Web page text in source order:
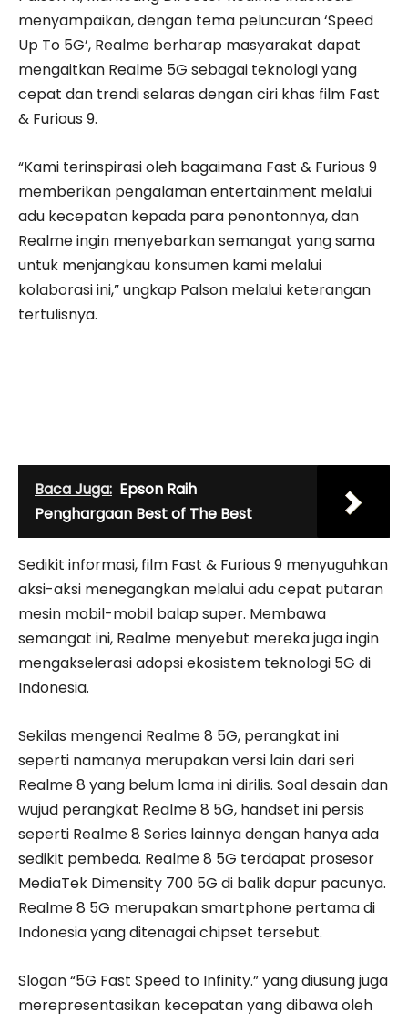
menyampaikan, dengan tema peluncuran ‘Speed
Up To 5G’, Realme berharap masyarakat dapat
mengaitkan Realme 5G sebagai teknologi yang
cepat dan trendi selaras dengan ciri khas film Fast
& Furious 9.
“Kami terinspirasi oleh bagaimana Fast & Furious 9
memberikan pengalaman entertainment melalui
adu kecepatan kepada para penontonnya, dan
Realme ingin menyebarkan semangat yang sama
untuk menjangkau konsumen kami melalui
kolaborasi ini,” ungkap Palson melalui keterangan
tertulisnya.
Baca Juga: Epson Raih
Penghargaan Best of The Best
Sedikit informasi, film Fast & Furious 9 menyuguhkan
aksi-aksi menegangkan melalui adu cepat putaran
mesin mobil-mobil balap super. Membawa
semangat ini, Realme menyebut mereka juga ingin
mengakselerasi adopsi ekosistem teknologi 5G di
Indonesia.
Sekilas mengenai Realme 8 5G, perangkat ini
seperti namanya merupakan versi lain dari seri
Realme 8 yang belum lama ini dirilis. Soal desain dan
wujud perangkat Realme 8 5G, handset ini persis
seperti Realme 8 Series lainnya dengan hanya ada
sedikit pembeda. Realme 8 5G terdapat prosesor
MediaTek Dimensity 700 5G di balik dapur pacunya.
Realme 8 5G merupakan smartphone pertama di
Indonesia yang ditenagai chipset tersebut.
Slogan “5G Fast Speed to Infinity.” yang diusung juga
merepresentasikan kecepatan yang dibawa oleh